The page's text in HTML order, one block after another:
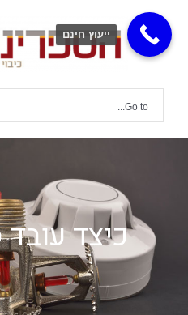
Go to...
כיצד
ייעוץ חינם